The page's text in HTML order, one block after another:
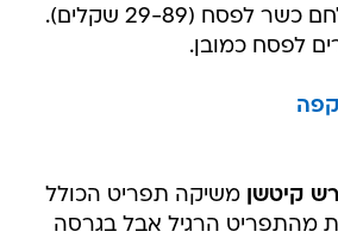
ועשבי תיבול לצד לחם כשר לפסח (29-89 שקלים).
לפסח כמובן.
קיטשן משיקה תפריט הכולל
מהתפריט הרגיל אבל בגרסה